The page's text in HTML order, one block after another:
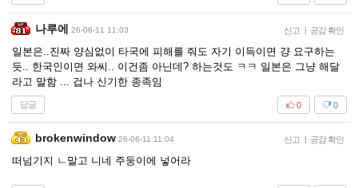
나루에 26-06-11 11:03 신고 | 공감 확인
일본은..진짜 양심없이 타국에 피해를 줘도 자기 이득이면 걍 요구하는
듯.. 한국인이면 와씨.. 이건좀 아닌데? 하는것도 ㅋㅋ 일본은 그냥 해달
라고 말함 ... 겁나 신기한 종족임
답글 0
0
brokenwindow 26-06-11 11:04 신고 | 공감 확인
떠넘기지 ㄴ말고 니네 주둥이에 넣어라